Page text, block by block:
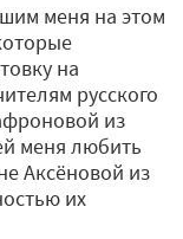
меня на этом
на
русского
из
меня любить
Аксёновой из
их